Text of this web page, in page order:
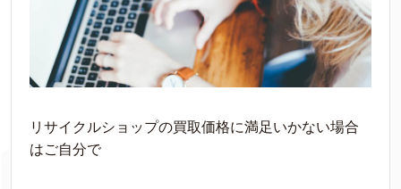
リサイクルショップの買取価格に満足いかない場合
はご自分で